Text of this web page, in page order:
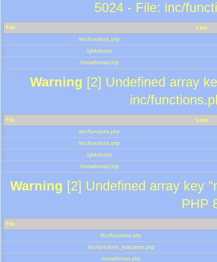
5024 - File: inc/
File
Line
/inc/functions.php
/global.php
/showthread.php
Warning [2] Undefined array
inc/
File
Line
/inc/functions.php
/inc/functions.php
/global.php
/showthread.php
Warning [2] Undefined array key
PHP
File
/inc/functions.php
/inc/functions_indicators.php
/showthread.php